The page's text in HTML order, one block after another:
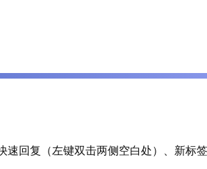
回复（左键双击两侧空白处）、新标